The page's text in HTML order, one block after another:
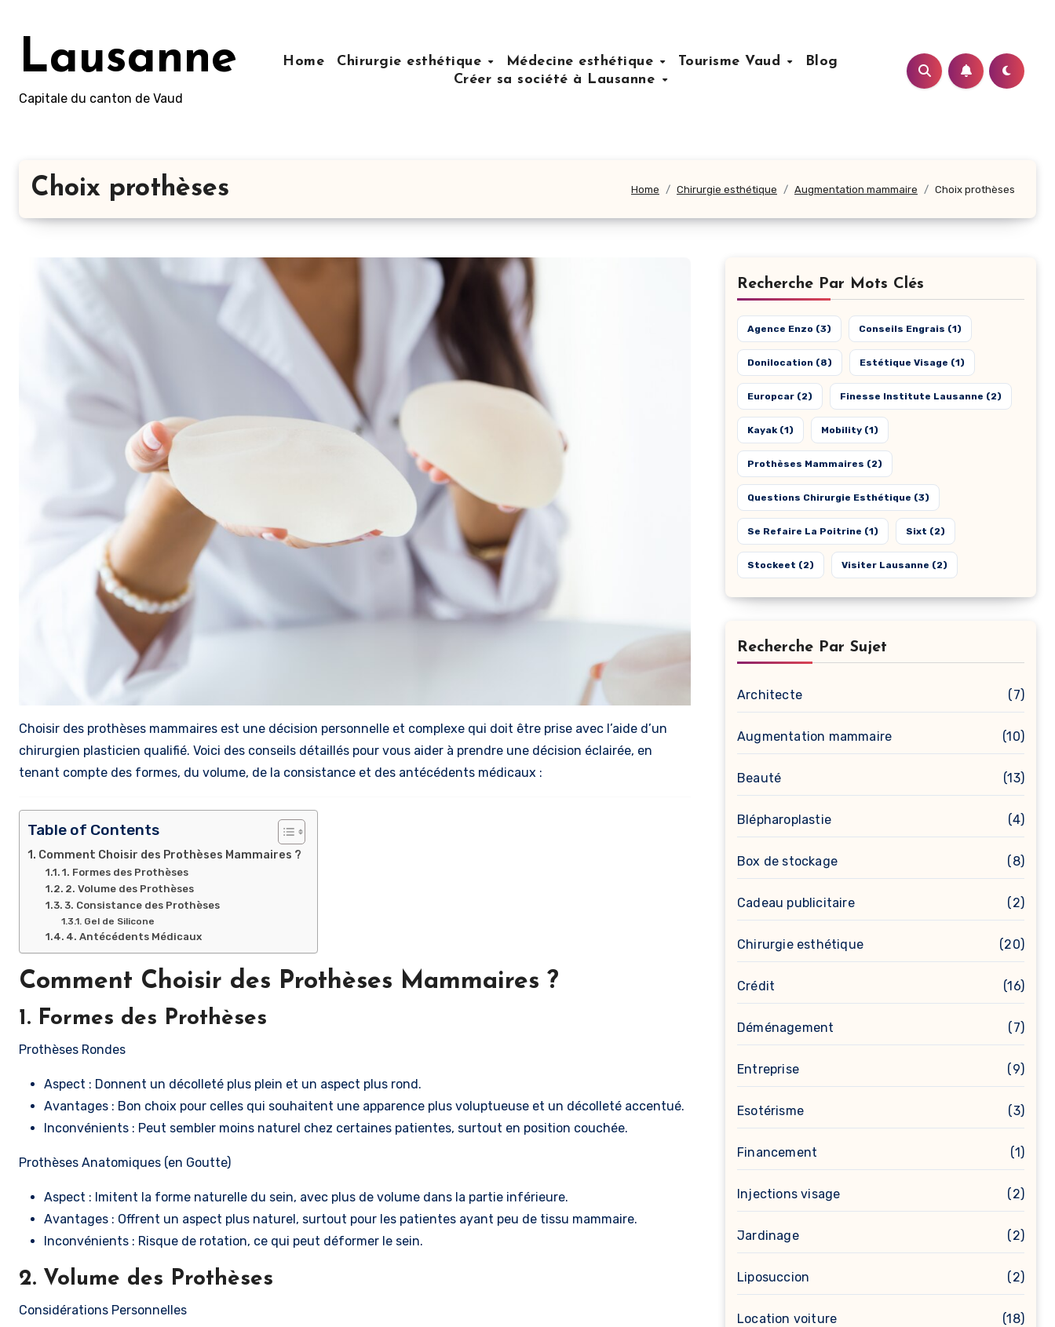
principalLausanne
Capitale du canton de Vaud
Home Chirurgie esthétique Médecine esthétique Tourisme Vaud
Blog
Créer sa société à Lausanne
Choix prothèses Home Chirurgie esthétique Augmentation mammaire Choix prothèses
Choisir des prothèses mammaires est une décision personnelle et complexe qui doit être prise avec l’aide d’un
chirurgien plasticien qualifié. Voici des conseils détaillés pour vous aider à prendre une décision éclairée, en
tenant compte des formes, du volume, de la consistance et des antécédents médicaux :
Table of Contents
Comment Choisir des Prothèses Mammaires ?
1. Formes des Prothèses
2. Volume des Prothèses
3. Consistance des Prothèses
Gel de Silicone
4. Antécédents Médicaux
Comment Choisir des Prothèses Mammaires ?
1. Formes des Prothèses
Prothèses Rondes
Aspect : Donnent un décolleté plus plein et un aspect plus rond.
Avantages : Bon choix pour celles qui souhaitent une apparence plus voluptueuse et un décolleté accentué.
Inconvénients : Peut sembler moins naturel chez certaines patientes, surtout en position couchée.
Prothèses Anatomiques (en Goutte)
Aspect : Imitent la forme naturelle du sein, avec plus de volume dans la partie inférieure.
Avantages : Offrent un aspect plus naturel, surtout pour les patientes ayant peu de tissu mammaire.
Inconvénients : Risque de rotation, ce qui peut déformer le sein.
2. Volume des Prothèses
Considérations Personnelles
Recherche Par Mots Clés
Agence Enzo (3) Conseils Engrais (1)
Donilocation (8) Estétique Visage (1)
Europcar (2) Finesse Institute Lausanne (2)
Kayak(1) Mobility (1)
Prothèses Mammaires (2)
Questions Chirurgie Esthétique (3)
Se Refaire La Poitrine (1) Sixt (2)
Stockeet (2) Visiter Lausanne (2)
Recherche Par Sujet
Architecte (7)
Augmentation mammaire (10)
Beauté (13)
Blépharoplastie (4)
Box de stockage (8)
Cadeau publicitaire (2)
Chirurgie esthétique (20)
Crédit (16)
Déménagement (7)
Entreprise (9)
Esotérisme (3)
Financement (1)
Injections visage (2)
Jardinage (2)
Liposuccion (2)
Location voiture (18)